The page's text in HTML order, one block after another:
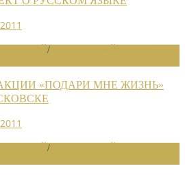
/
«ПОДАРИ МНЕ ЖИЗНЬ»
/